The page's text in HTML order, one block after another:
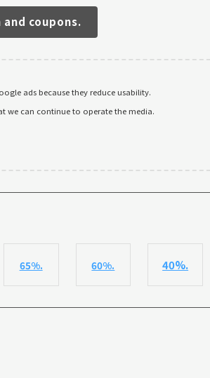
coupons.
ads because they reduce usability.
we can continue to operate the media.
65%. 60%. 40%.